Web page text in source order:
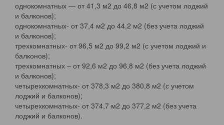
однокомнатных — от 41,3 м2 до 46,8 м2 (с учетом лоджий
и балконов);
однокомнатных- от 37,4 м2 до 44,2 м2 (без учета лоджий
и балконов);
трехкомнатных- от 96,5 м2 до 99,2 м2 (с учетом лоджий и
балконов);
трехкомнатных – от 92,6 м2 до 96,8 м2 (без учета лоджий
и балконов);
четырехкомнатных- от 378,3 м2 до 380,8 м2 (с учетом
лоджий и балконов);
четырехкомнатных- от 374,7 м2 до 377,2 м2 (без учета
лоджий и балконов).